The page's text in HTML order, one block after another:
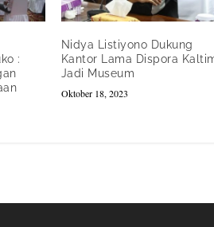
:
Nidya Listiyono Dukung
Kantor Lama Dispora
Jadi Museum
Oktober 18, 2023